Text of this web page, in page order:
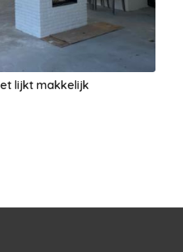
lijkt makkelijk